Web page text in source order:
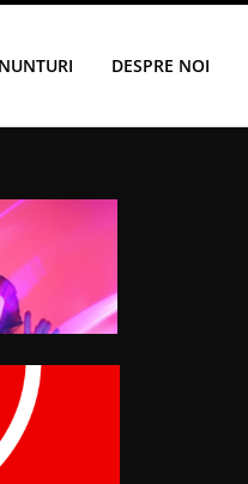
DESPRE NOI